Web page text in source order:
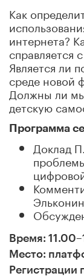
Как
интернета?
справляется
Является ли
среде новой
Должны ли
детскую
Программа
Доклад
Время:
Место:
Регистрации